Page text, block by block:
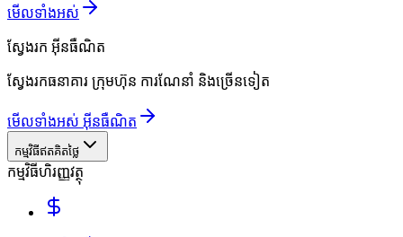
មើលទាំងអស់
ស្វែងរក អ៊ីនធឺណិត
ស្វែងរកធនាគារ ក្រុមហ៊ុន ការណែនាំ និងច្រើនទៀត
មើលទាំងអស់ អ៊ីនធឺណិត
កម្មវិធីឥតគិតថ្លៃ
កម្មវិធីហិរញ្ញវត្ថុ